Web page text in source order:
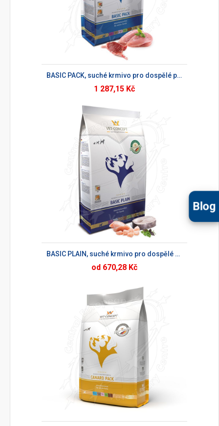
Blog
BASIC PACK, suché krmivo pro dospělé psy
1 287,15 Kč
BASIC PLAIN, suché krmivo pro dospělé psy
od 670,28 Kč